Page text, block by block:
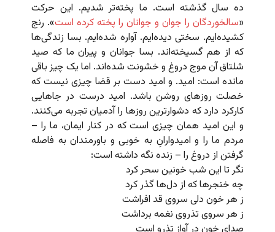
ده سال گذشته است. ما پخته‌تر شدیم. این حرکت
«سالخوردگان را جوان و جوانان را پخته کرده است». رنج
کشیده‌ایم. سختی دیده‌ایم. آواره شده‌ایم. بسا زندگی‌ها
که از هم گسیخته‌اند. بسا جوانان و پیران ما که صید
شلتاق آن موج دروغ و خشونت شده‌اند. اما یک چیز باقی
مانده است: امید. و امید دست بر قضا چیزی نیست که
خصلت روزهای روشن باشد. امید درست در جاهایی
کارکرد دارد که دشوارترین روزها را آدمیان تجربه می‌کنند.
و این امید همان چیزی است که در کنار ایمان، ما را –
مردم ما را و امیدوارانِ به خوبی و باورمندان به فاصله
گرفتن از دروغ را – زنده نگه داشته است:
نگر تا این شب خونین سحر کرد
چه خنجرها که از دل‌ها گذر کرد
ز هر خون دلی سروی قد افراشت
ز هر سروی تذروی نغمه برداشت